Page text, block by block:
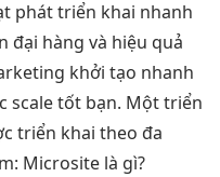
pháttriển khai nhanh
đại hàng và hiệu quả
khởi tạo nhanh
scale tốt bạn. Mộttriển
triển khai theo đa
Microsite là gì?